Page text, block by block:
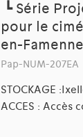
┗ Série
pour le
en-
Pap-NUM-207EA
STOCKAGE
ACCES : Accès